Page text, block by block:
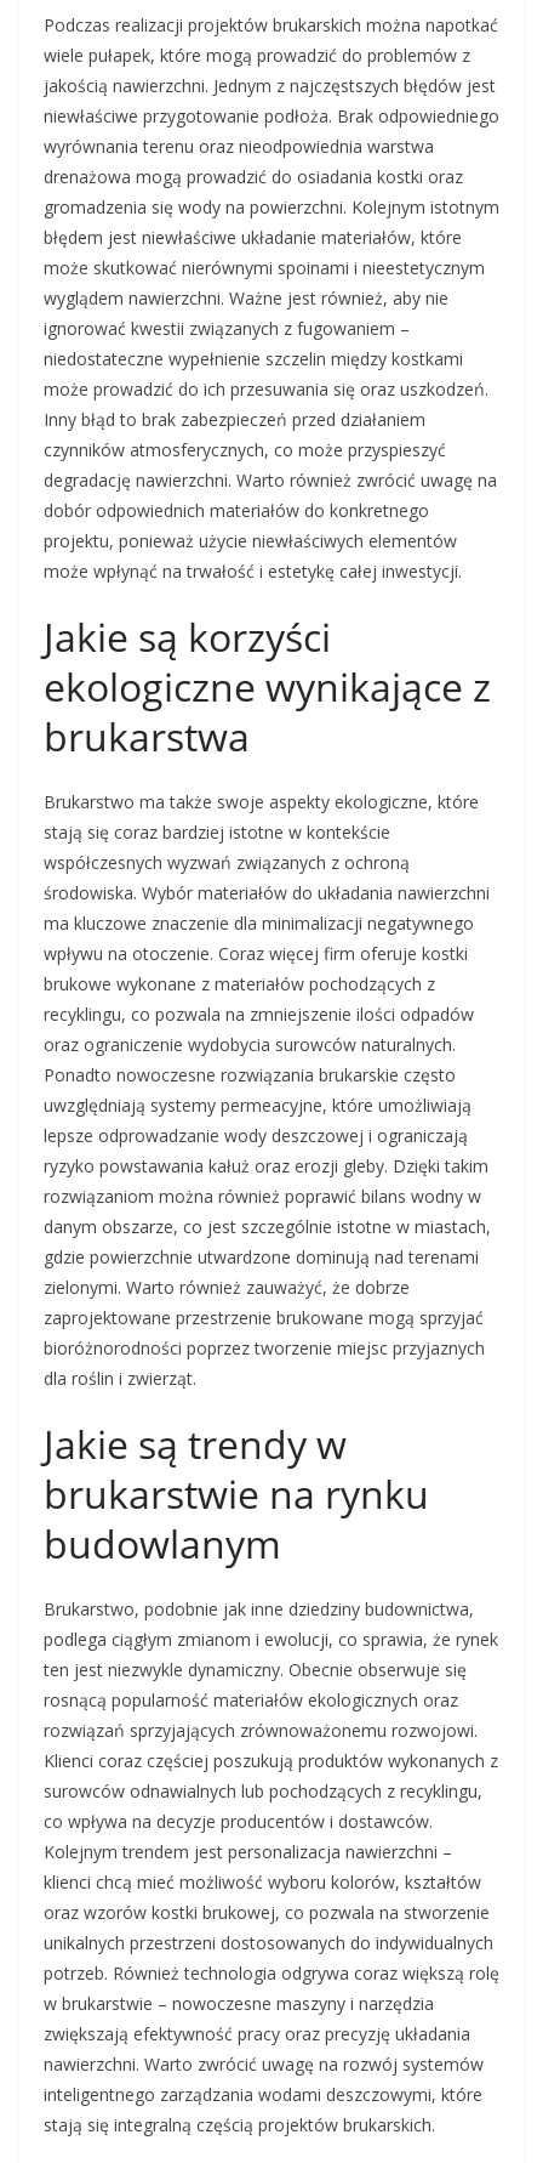
Podczas realizacji projektów brukarskich można napotkać
wiele pułapek, które mogą prowadzić do problemów z
jakością nawierzchni. Jednym z najczęstszych błędów jest
niewłaściwe przygotowanie podłoża. Brak odpowiedniego
wyrównania terenu oraz nieodpowiednia warstwa
drenażowa mogą prowadzić do osiadania kostki oraz
gromadzenia się wody na powierzchni. Kolejnym istotnym
błędem jest niewłaściwe układanie materiałów, które
może skutkować nierównymi spoinami i nieestetycznym
wyglądem nawierzchni. Ważne jest również, aby nie
ignorować kwestii związanych z fugowaniem –
niedostateczne wypełnienie szczelin między kostkami
może prowadzić do ich przesuwania się oraz uszkodzeń.
Inny błąd to brak zabezpieczeń przed działaniem
czynników atmosferycznych, co może przyspieszyć
degradację nawierzchni. Warto również zwrócić uwagę na
dobór odpowiednich materiałów do konkretnego
projektu, ponieważ użycie niewłaściwych elementów
może wpłynąć na trwałość i estetykę całej inwestycji.
Jakie są korzyści
ekologiczne wynikające z
brukarstwa
Brukarstwo ma także swoje aspekty ekologiczne, które
stają się coraz bardziej istotne w kontekście
współczesnych wyzwań związanych z ochroną
środowiska. Wybór materiałów do układania nawierzchni
ma kluczowe znaczenie dla minimalizacji negatywnego
wpływu na otoczenie. Coraz więcej firm oferuje kostki
brukowe wykonane z materiałów pochodzących z
recyklingu, co pozwala na zmniejszenie ilości odpadów
oraz ograniczenie wydobycia surowców naturalnych.
Ponadto nowoczesne rozwiązania brukarskie często
uwzględniają systemy permeacyjne, które umożliwiają
lepsze odprowadzanie wody deszczowej i ograniczają
ryzyko powstawania kałuż oraz erozji gleby. Dzięki takim
rozwiązaniom można również poprawić bilans wodny w
danym obszarze, co jest szczególnie istotne w miastach,
gdzie powierzchnie utwardzone dominują nad terenami
zielonymi. Warto również zauważyć, że dobrze
zaprojektowane przestrzenie brukowane mogą sprzyjać
bioróżnorodności poprzez tworzenie miejsc przyjaznych
dla roślin i zwierząt.
Jakie są trendy w
brukarstwie na rynku
budowlanym
Brukarstwo, podobnie jak inne dziedziny budownictwa,
podlega ciągłym zmianom i ewolucji, co sprawia, że rynek
ten jest niezwykle dynamiczny. Obecnie obserwuje się
rosnącą popularność materiałów ekologicznych oraz
rozwiązań sprzyjających zrównoważonemu rozwojowi.
Klienci coraz częściej poszukują produktów wykonanych z
surowców odnawialnych lub pochodzących z recyklingu,
co wpływa na decyzje producentów i dostawców.
Kolejnym trendem jest personalizacja nawierzchni –
klienci chcą mieć możliwość wyboru kolorów, kształtów
oraz wzorów kostki brukowej, co pozwala na stworzenie
unikalnych przestrzeni dostosowanych do indywidualnych
potrzeb. Również technologia odgrywa coraz większą rolę
w brukarstwie – nowoczesne maszyny i narzędzia
zwiększają efektywność pracy oraz precyzję układania
nawierzchni. Warto zwrócić uwagę na rozwój systemów
inteligentnego zarządzania wodami deszczowymi, które
stają się integralną częścią projektów brukarskich.